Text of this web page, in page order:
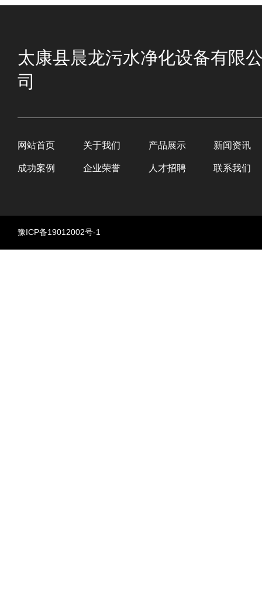
太康县晨龙污水净化设备有限
司
网站首页 关于我们 产品展示 新闻资讯
成功案例 企业荣誉 人才招聘 联系我们
豫ICP备19012002号-1